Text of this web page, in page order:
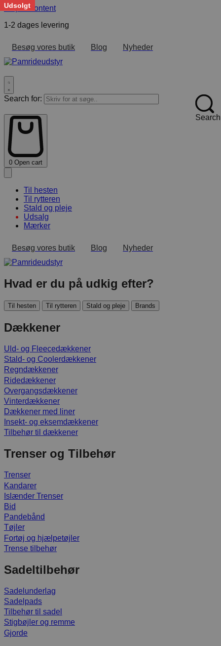
Skip to content
1-2 dages levering
Besøg vores butik Blog Nyheder
Search for:
Search
0 Open cart
Til hesten
Til rytteren
Stald og pleje
Udsalg
Mærker
Besøg vores butik Blog Nyheder
Hvad er du på udkig efter?
Til hesten Til rytteren Stald og pleje Brands
Dækkener
Uld- og Fleecedækkener
Stald- og Coolerdækkener
Regndækkener
Ridedækkener
Overgangsdækkener
Vinterdækkener
Dækkener med liner
Insekt- og eksemdækkener
Tilbehør til dækkener
Trenser og Tilbehør
Trenser
Kandarer
Islænder Trenser
Bid
Pandebånd
Tøjler
Fortøj og hjælpetøjler
Trense tilbehør
Sadeltilbehør
Sadelunderlag
Sadelpads
Tilbehør til sadel
Stigbøjler og remme
Gjorde
Udsolgt